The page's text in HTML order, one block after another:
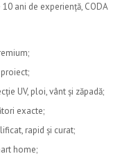
ani de experiență, CODA
UV, ploi, vânt și zăpadă;
exacte;
rapid și curat;
home;